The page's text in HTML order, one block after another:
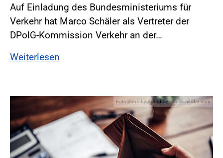
Auf Einladung des Bundesministeriums für
Verkehr hat Marco Schäler als Vertreter der
DPolG-Kommission Verkehr an der…
Weiterlesen
Foto:photobyphotoboy - stock.adobe.com